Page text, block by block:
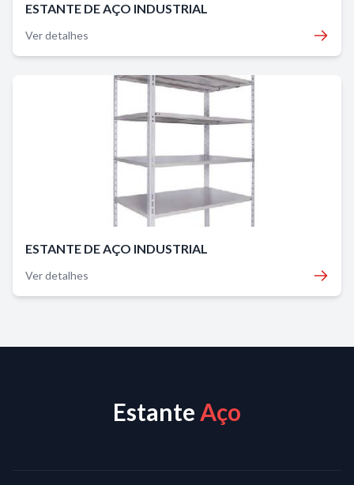
ESTANTE DE AÇO INDUSTRIAL
Ver detalhes
ESTANTE DE AÇO INDUSTRIAL
Ver detalhes
Estante Aço